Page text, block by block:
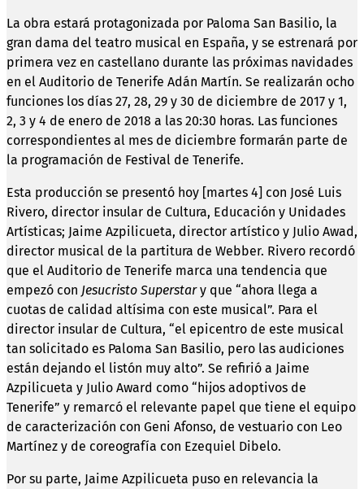
La obra estará protagonizada por Paloma San Basilio, la
gran dama del teatro musical en España, y se estrenará por
primera vez en castellano durante las próximas navidades
en el Auditorio de Tenerife Adán Martín. Se realizarán ocho
funciones los días 27, 28, 29 y 30 de diciembre de 2017 y 1,
2, 3 y 4 de enero de 2018 a las 20:30 horas. Las funciones
correspondientes al mes de diciembre formarán parte de
la programación de Festival de Tenerife.
Esta producción se presentó hoy [martes 4] con José Luis
Rivero, director insular de Cultura, Educación y Unidades
Artísticas; Jaime Azpilicueta, director artístico y Julio Awad,
director musical de la partitura de Webber. Rivero recordó
que el Auditorio de Tenerife marca una tendencia que
empezó con Jesucristo Superstary que “ahora llega a
cuotas de calidad altísima con este musical”. Para el
director insular de Cultura, “el epicentro de este musical
tan solicitado es Paloma San Basilio, pero las audiciones
están dejando el listón muy alto”. Se refirió a Jaime
Azpilicueta y Julio Award como “hijos adoptivos de
Tenerife” y remarcó el relevante papel que tiene el equipo
de caracterización con Geni Afonso, de vestuario con Leo
Martínez y de coreografía con Ezequiel Dibelo.
Por su parte, Jaime Azpilicueta puso en relevancia la